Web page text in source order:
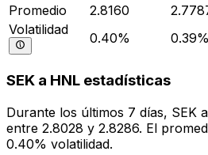
Promedio
2.8160
Volatilidad
0.40% 0.39%
SEK a HNL estadísticas
Durante los últimos 7 días, SEK
entre 2.8028 y 2.8286. El
0.40% volatilidad.